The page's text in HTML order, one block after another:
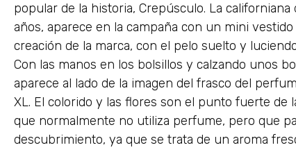
popular de la historia, Crepúsculo. La californiana
años, aparece en la campaña con un mini
creación de la marca, con el pelo suelto y
Con las manos en los bolsillos y calzando unos
aparece al lado de la imagen del frasco del
XL. El colorido y las flores son el punto fuerte de
que normalmente no utiliza perfume, pero que
descubrimiento, ya que se trata de un aroma